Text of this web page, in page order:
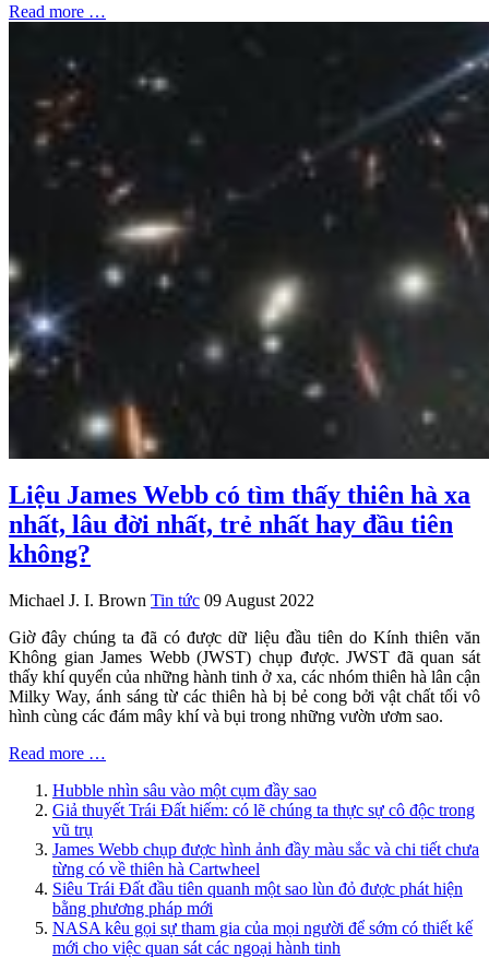
Read more …
Liệu James Webb có tìm thấy thiên hà xa
nhất, lâu đời nhất, trẻ nhất hay đầu tiên
không?
Michael J. I. Brown Tin tức 09 August 2022
Giờ đây chúng ta đã có được dữ liệu đầu tiên do Kính thiên văn
Không gian James Webb (JWST) chụp được. JWST đã quan sát
thấy khí quyển của những hành tinh ở xa, các nhóm thiên hà lân cận
Milky Way, ánh sáng từ các thiên hà bị bẻ cong bởi vật chất tối vô
hình cùng các đám mây khí và bụi trong những vườn ươm sao.
Read more …
Hubble nhìn sâu vào một cụm đầy sao
Giả thuyết Trái Đất hiếm: có lẽ chúng ta thực sự cô độc trong
vũ trụ
James Webb chụp được hình ảnh đầy màu sắc và chi tiết chưa
từng có về thiên hà Cartwheel
Siêu Trái Đất đầu tiên quanh một sao lùn đỏ được phát hiện
bằng phương pháp mới
NASA kêu gọi sự tham gia của mọi người để sớm có thiết kế
mới cho việc quan sát các ngoại hành tinh